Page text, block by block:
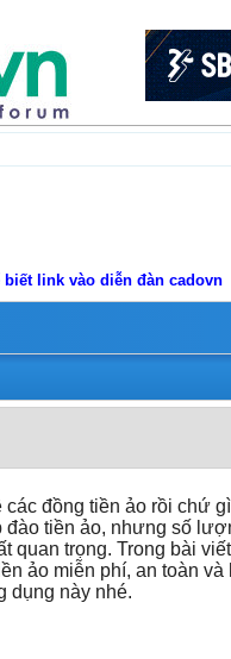
biết link vào diễn đàn cadovn
đồng tiền ảo rồi chứ
tiền ảo, nhưng số
quan trọng. Trong bài
ảo miễn phí, an toàn
dụng này nhé.